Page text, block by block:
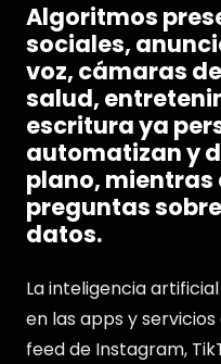
Algoritmos
sociales,
voz, cámaras
salud,
escritura ya
automatizan y
plano, mientras
preguntas
datos.
La inteligencia
en las apps y servicios
feed de Instagram,